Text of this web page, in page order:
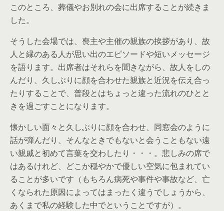
このところ、葬儀やお別れの会に出席することが続きま
した。
そうした会場では、喪主や主催の親族の挨拶があり、故
人と縁のある人が思い出のエピソードや短いメッセージ
を語ります。出席者はそれらを聞きながら、故人をしの
んだり、久しぶりに顔を合わせた親族と近況を伝え合っ
たりすることで、普段とはちょっと違った流れのひとと
きを過ごすことになります。
懐かしい面々と久しぶりに顔を合わせ、同窓会のように
話が弾んだり、そんなときでもないと会うこともない遠
い親戚と初めて言葉を交わしたり・・・。悲しみの席で
はあるけれど、どこか穏やかで優しい空気に包まれてい
ることが多いです（もちろん病死や事件や事故など、亡
くなられた原因によってはまったく違うでしょうから、
あくまで私の経験した中でということですが）。